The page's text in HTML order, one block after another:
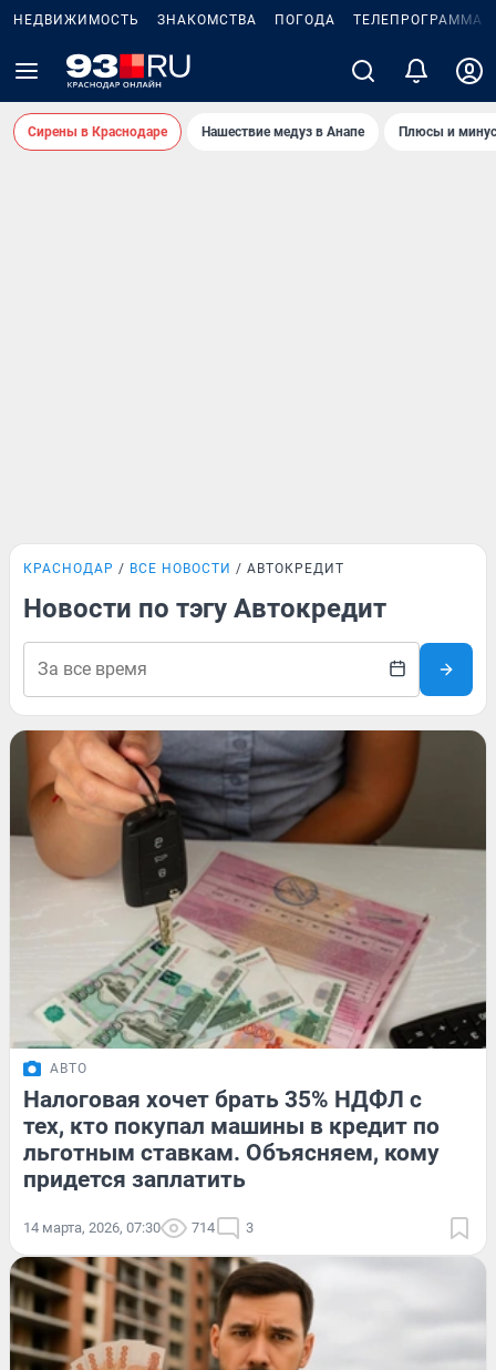
НЕДВИЖИМОСТЬ ЗНАКОМСТВА ПОГОДА ТЕЛЕПРОГРАММА
Сирены в Краснодаре Нашествие медуз в Анапе Плюсы и
КРАСНОДАР ВСЕ НОВОСТИ АВТОКРЕДИТ
Новости по тэгу Автокредит
АВТО
Налоговая хочет брать 35% НДФЛ с
тех, кто покупал машины в кредит по
льготным ставкам. Объясняем, кому
придется заплатить
14 марта, 2026, 07:30 714 3